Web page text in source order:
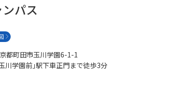
パス
町田市玉川学園6-1-1
川学園前｣駅下車正門まで徒歩3分